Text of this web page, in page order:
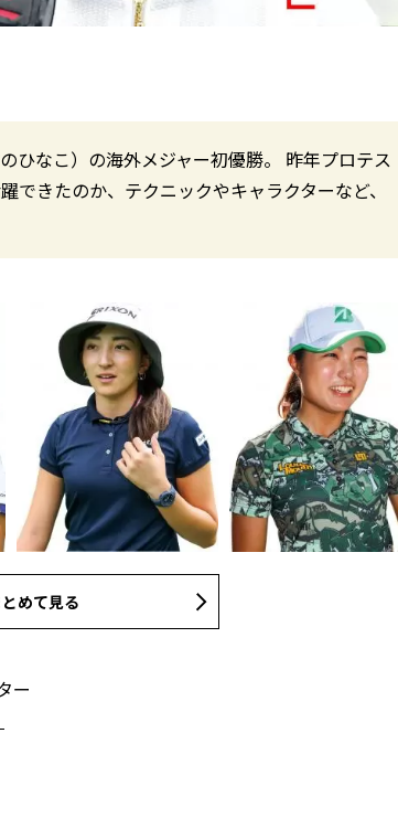
ひなこ）の海外メジャー初優勝。 昨年プロテス
できたのか、テクニックやキャラクターなど、
めて見る
ー